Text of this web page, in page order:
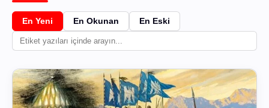
En Yeni En Okunan En Eski